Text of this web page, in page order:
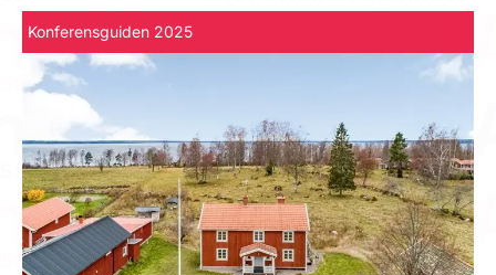
Konferensguiden 2025